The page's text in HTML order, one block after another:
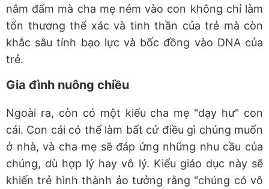
nắm đấm mà cha mẹ ném vào con không chỉ làm
tổn thương thể xác và tinh thần của trẻ mà còn
khắc sâu tính bạo lực và bốc đồng vào DNA của
trẻ.
Gia đình nuông chiều
Ngoài ra, còn có một kiểu cha mẹ "dạy hư" con
cái. Con cái có thể làm bất cứ điều gì chúng muốn
ở nhà, và cha mẹ sẽ đáp ứng những nhu cầu của
chúng, dù hợp lý hay vô lý. Kiểu giáo dục này sẽ
khiến trẻ hình thành ảo tưởng rằng "chúng có vô